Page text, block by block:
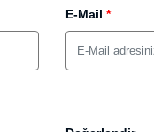
E-Mail *
Değerlendir